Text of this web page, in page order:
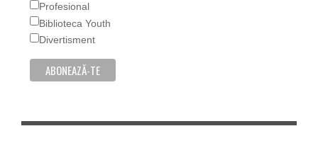
Profesional
Biblioteca Youth
Divertisment